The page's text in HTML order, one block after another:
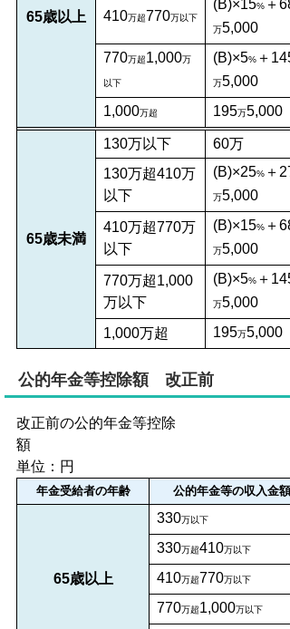
65歳以上 410万超770万以下
(B)×15% ＋68
万5,000
770万超1,000万
以下
(B)×5% ＋145
万5,000
1,000万超 195万5,000
65歳未満
130万以下
60万
130万超410万
以下
(B)×25% ＋27
万5,000
410万超770万
以下
(B)×15% ＋68
万5,000
770万超1,000
万以下
(B)×5% ＋145
万5,000
1,000万超
195万5,000
公的年金等控除額 改正前
改正前の公的年金等控除
単位：円
年金受給者の年齢 公的年金等の収入金額
65歳以上
330万以下
330万超410万以下
410万超770万以下
770万超1,000万以下